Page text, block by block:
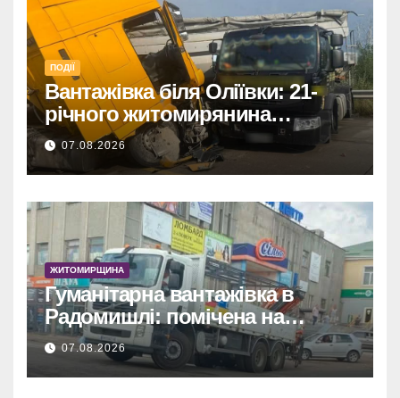
ПОДІЇ
Вантажівка біля Оліївки: 21-
річного житомирянина
травмовано
07.08.2026
ЖИТОМИРЩИНА
Гуманітарна вантажівка в
Радомишлі: помічена на
будівництві приватного
об’єкта.
07.08.2026